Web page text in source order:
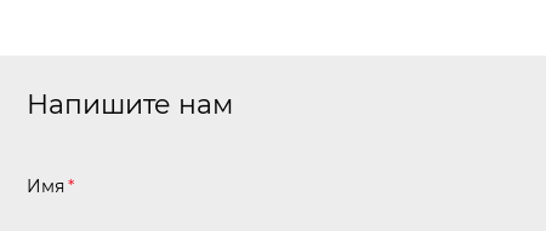
Напишите нам
Имя *